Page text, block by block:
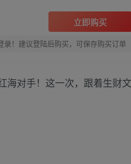
立即购买
录！建议登陆后购买，可保存购买订单